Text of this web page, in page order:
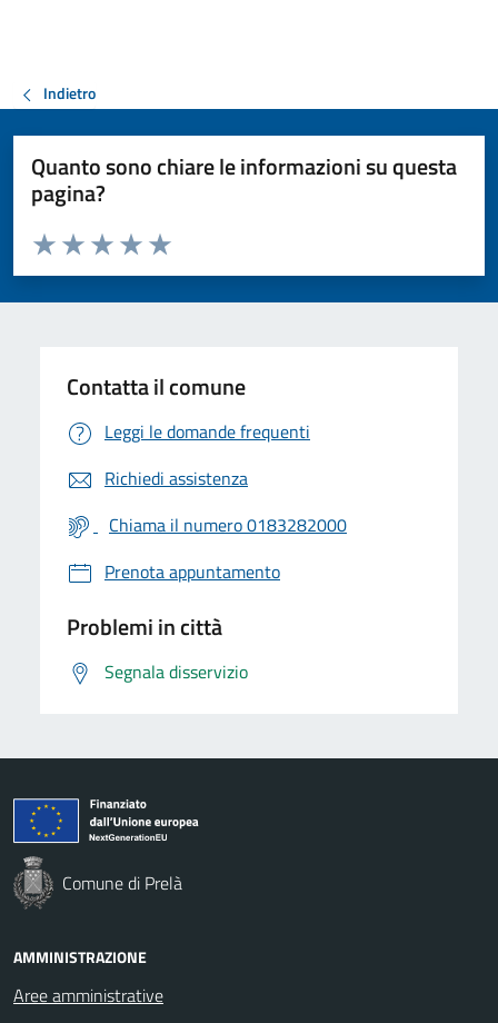
Indietro
Quanto sono chiare le informazioni su questa
pagina?
Valuta da 1 a 5 stelle la pagina
Valuta 5 stelle su 5
Valuta 4 stelle su 5
Valuta 3 stelle su 5
Valuta 2 stelle su 5
Valuta 1 stelle su 5
Contatta il comune
Leggi le domande frequenti
Richiedi assistenza
Chiama il numero 0183282000
Prenota appuntamento
Problemi in città
Segnala disservizio
Comune di Prelà
AMMINISTRAZIONE
Aree amministrative